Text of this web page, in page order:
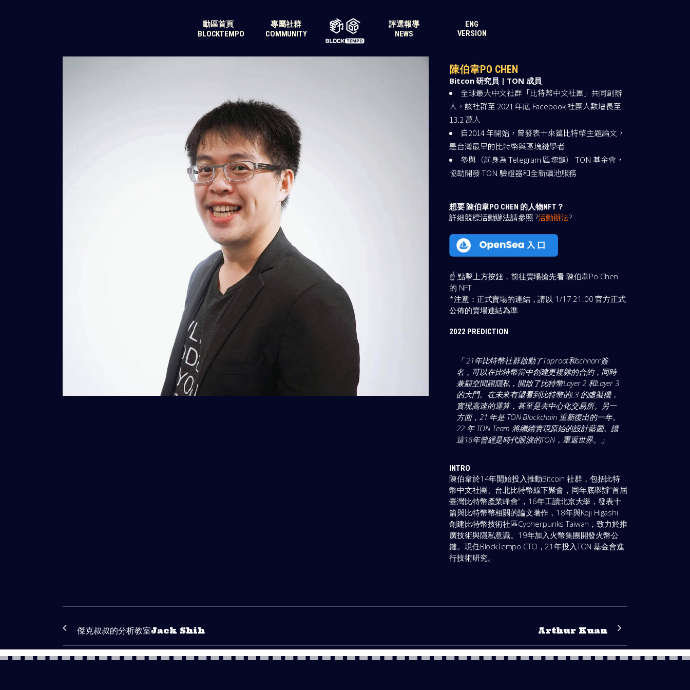
動區首頁
BLOCKTEMPO
專屬社群
COMMUNITY
評選報導
NEWS
ENG
VERSION
陳伯韋PO CHEN
Bitcon 研究員 | TON 成員
全球最大中文社群「比特幣中文社團」共同創辦
人，該社群至 2021 年底 Facebook 社團人數增長至
13.2 萬人
自2014 年開始，曾發表十來篇比特幣主題論文，
是台灣最早的比特幣與區塊鏈學者
參與（前身為 Telegram 區塊鏈） TON 基金會，
協助開發 TON 驗證器和全新礦池服務
想要 陳伯韋PO CHEN 的人物NFT？
詳細競標活動辦法請參照 ?活動辦法?
☝️ 點擊上方按鈕，前往賣場搶先看 陳伯韋Po Chen
的 NFT
*注意：正式賣場的連結，請以 1/17 21:00 官方正式
公佈的賣場連結為準
2022 PREDICTION
「 21年比特幣社群啟動了Taproot和schnorr簽
名，可以在比特幣當中創建更複雜的合約，同時
兼顧空間跟隱私，開啟了比特幣Layer 2 和Layer 3
的大門。在未來有望看到比特幣的L3 的虛擬機，
實現高速的運算，甚至是去中心化交易所。另一
方面，21 年是 TON Blockchain 重新復出的一年。
22 年 TON Team 將繼續實現原始的設計藍圖。讓
這18年曾經是時代眼淚的TON，重返世界。
」
INTRO
陳伯韋於14年開始投入推動Bitcoin 社群，包括比特
幣中文社團、台北比特幣線下聚會，同年底舉辦“首屆
臺灣比特幣產業峰會”，16年工讀北京大學，發表十
篇與比特幣幣相關的論文著作，18年與Koji Higashi
創建比特幣技術社區Cypherpunks Taiwan，致力於推
廣技術與隱私意識。19年加入火幣集團開發火幣公
鏈。現任BlockTempo CTO，21年投入TON 基金會進
行技術研究。
傑克叔叔的分析教室Jack Shih Arthur Kuan